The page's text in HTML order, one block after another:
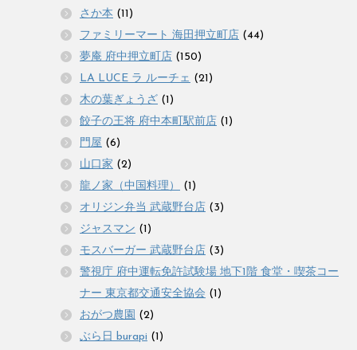
さか本 (11)
ファミリーマート 海田押立町店 (44)
夢庵 府中押立町店 (150)
LA LUCE ラ ルーチェ (21)
木の葉ぎょうざ (1)
餃子の王将 府中本町駅前店 (1)
門屋 (6)
山口家 (2)
龍ノ家（中国料理）
(1)
オリジン弁当 武蔵野台店 (3)
ジャスマン (1)
モスバーガー 武蔵野台店 (3)
警視庁 府中運転免許試験場 地下1階 食堂・喫茶コー
ナー 東京都交通安全協会 (1)
おがつ農園 (2)
ぶら日 burapi (1)